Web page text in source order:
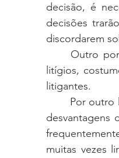
decisão, é
decisões
discordarem
litígios,
litigantes.
desvantagens
muitas vezes